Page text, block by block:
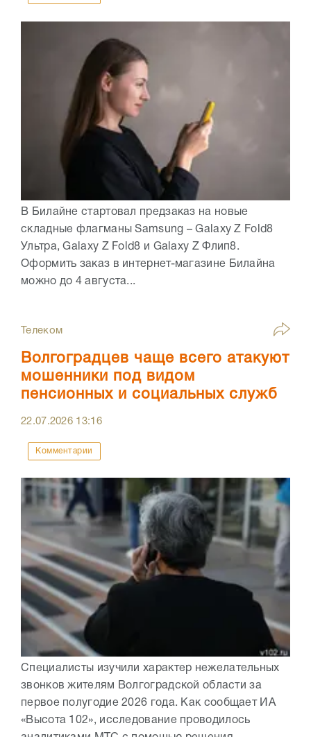
В Билайне стартовал предзаказ на новые
складные флагманы Samsung – Galaxy Z Fold8
Ультра, Galaxy Z Fold8 и Galaxy Z Флип8.
Оформить заказ в интернет-магазине Билайна
можно до 4 августа...
Телеком
Волгоградцев чаще всего атакуют
мошенники под видом
пенсионных и социальных служб
22.07.2026 13:16
Комментарии
Специалисты изучили характер нежелательных
звонков жителям Волгоградской области за
первое полугодие 2026 года. Как сообщает ИА
«Высота 102», исследование проводилось